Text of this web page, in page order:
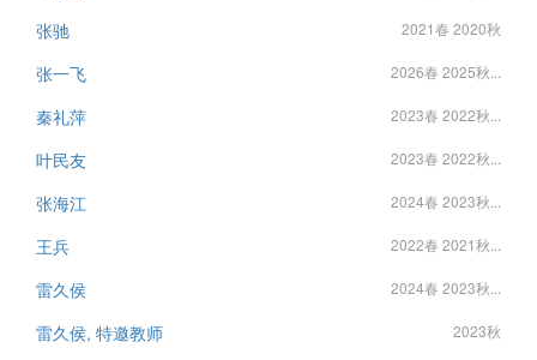
张驰 2021春 2020秋
张一飞 2026春 2025秋...
秦礼萍 2023春 2022秋...
叶民友 2023春 2022秋...
张海江 2024春 2023秋...
王兵 2022春 2021秋...
雷久侯 2024春 2023秋...
雷久侯, 特邀教师 2023秋